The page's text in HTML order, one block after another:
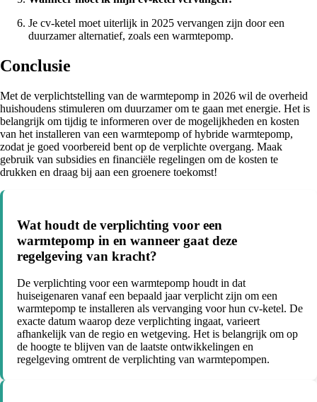
Je cv-ketel moet uiterlijk in 2025 vervangen zijn door een
duurzamer alternatief, zoals een warmtepomp.
Conclusie
Met de verplichtstelling van de warmtepomp in 2026 wil de overheid
huishoudens stimuleren om duurzamer om te gaan met energie. Het is
belangrijk om tijdig te informeren over de mogelijkheden en kosten
van het installeren van een warmtepomp of hybride warmtepomp,
zodat je goed voorbereid bent op de verplichte overgang. Maak
gebruik van subsidies en financiële regelingen om de kosten te
drukken en draag bij aan een groenere toekomst!
Wat houdt de verplichting voor een
warmtepomp in en wanneer gaat deze
regelgeving van kracht?
De verplichting voor een warmtepomp houdt in dat
huiseigenaren vanaf een bepaald jaar verplicht zijn om een
warmtepomp te installeren als vervanging voor hun cv-ketel. De
exacte datum waarop deze verplichting ingaat, varieert
afhankelijk van de regio en wetgeving. Het is belangrijk om op
de hoogte te blijven van de laatste ontwikkelingen en
regelgeving omtrent de verplichting van warmtepompen.